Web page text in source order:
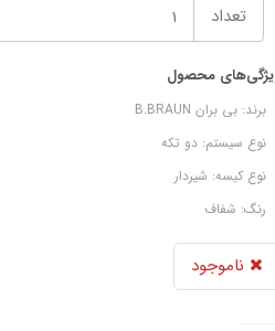
تعداد
محصول
برند: بی بران B.BRAUN
نوع سیستم: دو تکه
نوع کیسه: شیردار
رنگ: شفاف
ناموجود